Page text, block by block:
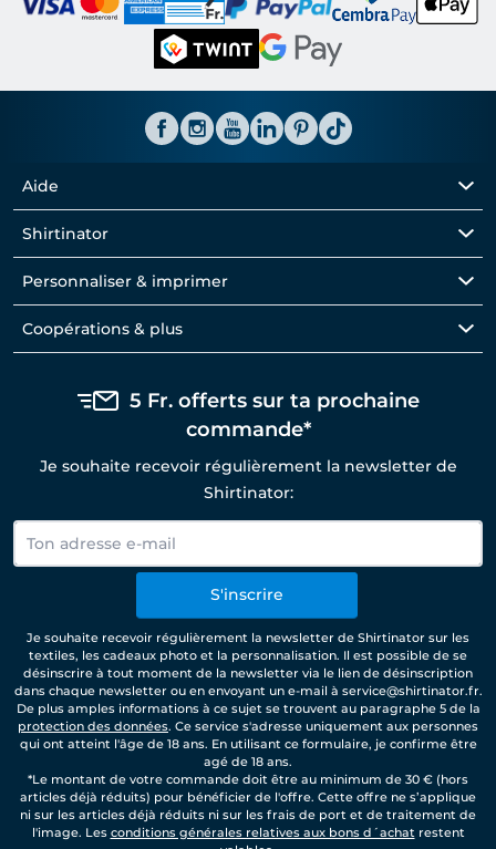
Aide
Shirtinator
Personnaliser & imprimer
Coopérations & plus
5 Fr. offerts sur ta prochaine
commande*
Je souhaite recevoir régulièrement la newsletter de
Shirtinator:
S'inscrire
Je souhaite recevoir régulièrement la newsletter de Shirtinator sur les
textiles, les cadeaux photo et la personnalisation. Il est possible de se
désinscrire à tout moment de la newsletter via le lien de désinscription
dans chaque newsletter ou en envoyant un e-mail à service@shirtinator.fr.
De plus amples informations à ce sujet se trouvent au paragraphe 5 de la
protection des données. Ce service s'adresse uniquement aux personnes
qui ont atteint l'âge de 18 ans. En utilisant ce formulaire, je confirme être
agé de 18 ans.
*Le montant de votre commande doit être au minimum de 30 € (hors
articles déjà réduits) pour bénéficier de l'offre. Cette offre ne s’applique
ni sur les articles déjà réduits ni sur les frais de port et de traitement de
l'image. Les conditions générales relatives aux bons d´achatrestent